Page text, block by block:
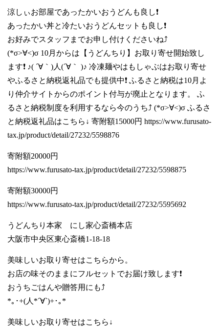
涼しぃお部屋であったかいおうどんも良し❗️
あったかい丼と冷たいおうどんセットも良し❗️
お好みでスタッフまでお申し付けくださいね⤴️
(*σ>∀<)σ 10月からは【うどんちり】お取り寄せ開始致し
ます❗️ ♪( ´∀｀)人(´∀｀ )♪ 冷凍麺やはもしゃぶはお取り寄せ
やふるさと納税返礼品でも提供中❗️ ふるさと納税は10月よ
り仲介サイトからのポイント付与が廃止となります。 ふ
るさと納税制度を利用するなら今のうち⤴️ (*σ>∀<)σ ふるさ
と納税返礼品はこちら↓ 寄附額15000円 https://www.furusato-
tax.jp/product/detail/27232/5598876
寄附額20000円
https://www.furusato-tax.jp/product/detail/27232/5598875
寄附額30000円
https://www.furusato-tax.jp/product/detail/27232/5595692
うどんちり本家 にし家心斎橋本店
大阪市中央区東心斎橋1-18-18
美味しいお取り寄せはこちらから。
お店の味そのままにフルセットでお届け致します❗️
おうちごはんや贈答用にも⤴️
*｡･+(人*´∀`)+･｡*
美味しいお取り寄せはこちら↓